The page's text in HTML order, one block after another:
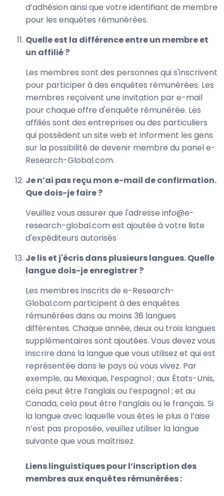
d’adhésion ainsi que votre identifiant de membre
pour les enquêtes rémunérées.
Quelle est la différence entre un membre et
un affilié ?
Les membres sont des personnes qui s'inscrivent
pour participer à des enquêtes rémunérées. Les
membres reçoivent une invitation par e-mail
pour chaque offre d'enquête rémunérée. Les
affiliés sont des entreprises ou des particuliers
qui possèdent un site web et informent les gens
sur la possibilité de devenir membre du panel e-
Research-Global.com.
Je n’ai pas reçu mon e-mail de confirmation.
Que dois-je faire ?
Veuillez vous assurer que l'adresse info@e-
research-global.com est ajoutée à votre liste
d'expéditeurs autorisés
Je lis et j'écris dans plusieurs langues. Quelle
langue dois-je enregistrer ?
Les membres inscrits de e-Research-
Global.com participent à des enquêtes
rémunérées dans au moins 36 langues
différentes. Chaque année, deux ou trois langues
supplémentaires sont ajoutées. Vous devez vous
inscrire dans la langue que vous utilisez et qui est
représentée dans le pays où vous vivez. Par
exemple, au Mexique, l’espagnol ; aux États-Unis,
cela peut être l’anglais ou l’espagnol ; et au
Canada, cela peut être l’anglais ou le français. Si
la langue avec laquelle vous êtes le plus à l’aise
n’est pas proposée, veuillez utiliser la langue
suivante que vous maîtrisez.
Liens linguistiques pour l’inscription des
membres aux enquêtes rémunérées :